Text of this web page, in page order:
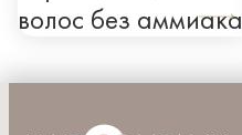
волос без аммиака